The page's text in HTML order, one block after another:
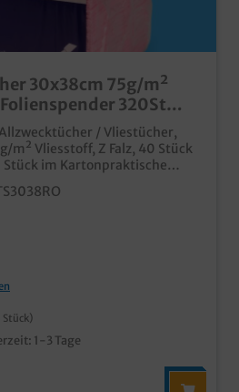
30x38cm 75g/m²
320St
/ Vliestücher,
m² Vliesstoff, Z Falz, 40 Stück
im Kartonpraktische
Einsatzin grüner Farbe,
saugstarker und
etc.
Stück)
1-3 Tage